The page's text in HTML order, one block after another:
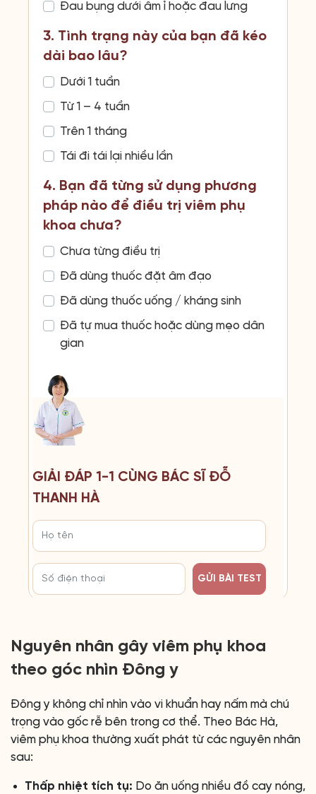
Đau bụng dưới âm ỉ hoặc đau lưng
3. Tình trạng này của bạn đã kéo
dài bao lâu?
Dưới 1 tuần
Từ 1 – 4 tuần
Trên 1 tháng
Tái đi tái lại nhiều lần
4. Bạn đã từng sử dụng phương
pháp nào để điều trị viêm phụ
khoa chưa?
Chưa từng điều trị
Đã dùng thuốc đặt âm đạo
Đã dùng thuốc uống / kháng sinh
Đã tự mua thuốc hoặc dùng mẹo dân
gian
GIẢI ĐÁP 1-1 CÙNG BÁC SĨ ĐỖ
THANH HÀ
GỬI BÀI TEST
Nguyên nhân gây viêm phụ khoa
theo góc nhìn Đông y
Đông y không chỉ nhìn vào vi khuẩn hay nấm mà chú
trọng vào gốc rễ bên trong cơ thể. Theo Bác Hà,
viêm phụ khoa thường xuất phát từ các nguyên nhân
sau:
Thấp nhiệt tích tụ: Do ăn uống nhiều đồ cay nóng,